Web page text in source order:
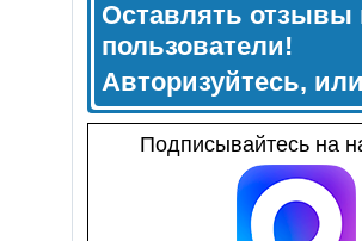
Оставлять отзывы
пользователи!
Авторизуйтесь,
Подписывайтесь на